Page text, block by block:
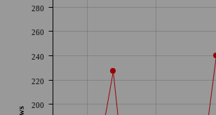
200
220
240
260
280